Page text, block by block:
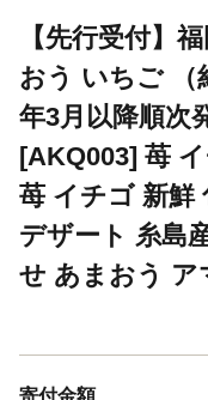
【先行受付】
おう いちご （
年3月以降順次
[AKQ003] 苺
苺 イチゴ 新鮮
デザート 糸島
せ あまおう ア
寄付金額